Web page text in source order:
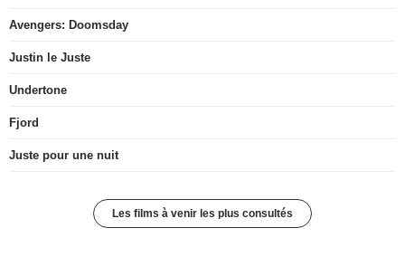
Avengers: Doomsday
Justin le Juste
Undertone
Fjord
Juste pour une nuit
Les films à venir les plus consultés